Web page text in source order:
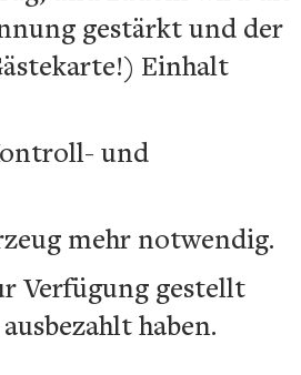
gestärkt und der
Einhalt
und
mehr notwendig.
Verfügung gestellt
haben.